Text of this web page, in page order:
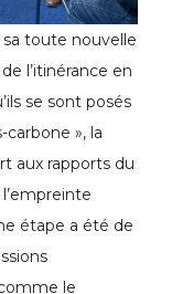
sa toute nouvelle
l’itinérance en
se sont posés
», la
aux rapports du
l’empreinte
étape a été de
le